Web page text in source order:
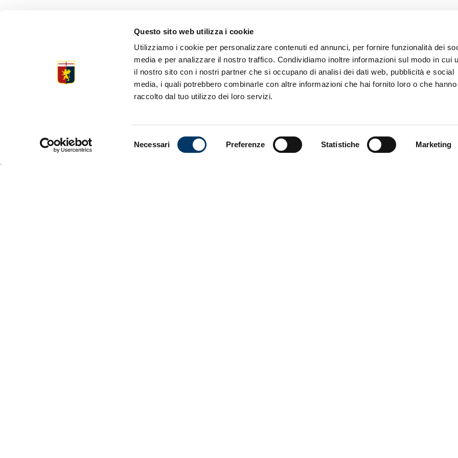
Questo sito web utilizza i cookie
Utilizziamo i cookie per personalizzare contenuti ed annunci, per fornire funzionalità dei
media e per analizzare il nostro traffico. Condividiamo inoltre informazioni sul modo in cui
il nostro sito con i nostri partner che si occupano di analisi dei dati web, pubblicità e social
media, i quali potrebbero combinarle con altre informazioni che hai fornito loro o che hanno
raccolto dal tuo utilizzo dei loro servizi.
Necessari Preferenze Statistiche Marketing
VIDEO CONFERENZE –
VIEIRA
La conferenza del tecnico rossoblù prima della partita Genoa-Monza. Il
canale ufficiale YouTube.